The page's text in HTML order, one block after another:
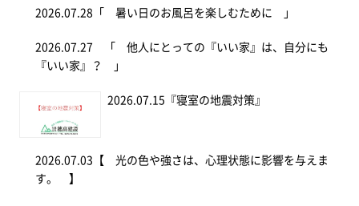
2026.07.28 「 暑い日のお風呂を楽しむために 」
2026.07.27 「 他人にとっての『いい家』は、自分にも
『いい家』？ 」
2026.07.15 『寝室の地震対策』
2026.07.03 【 光の色や強さは、心理状態に影響を与えま
す。 】